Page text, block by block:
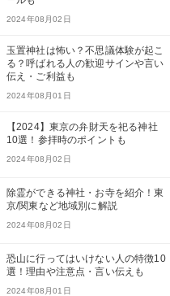
2024年08月02日
玉置神社は怖い？不思議体験が起こ
る？呼ばれる人の歓迎サインや言い
伝え・ご利益も
2024年08月01日
【2024】東京の弁財天を祀る神社
10選！参拝時のポイントも
2024年08月02日
除霊ができる神社・お寺を紹介！東
京/関東など地域別に解説
2024年08月02日
恐山に行ってはいけない人の特徴10
選！理由や注意点・言い伝えも
2024年08月01日